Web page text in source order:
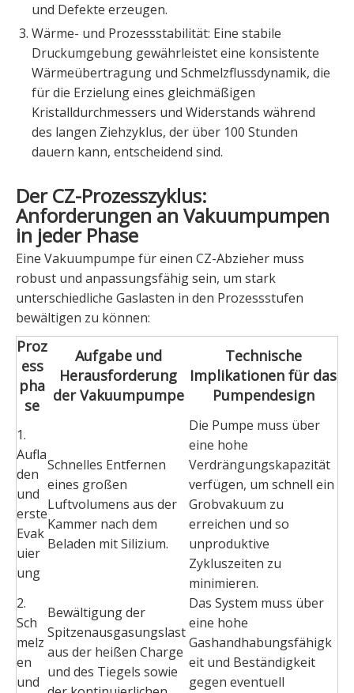
und Defekte erzeugen.
Wärme- und Prozessstabilität: Eine stabile
Druckumgebung gewährleistet eine konsistente
Wärmeübertragung und Schmelzflussdynamik, die
für die Erzielung eines gleichmäßigen
Kristalldurchmessers und Widerstands während
des langen Ziehzyklus, der über 100 Stunden
dauern kann, entscheidend sind.
Der CZ-Prozesszyklus:
Anforderungen an Vakuumpumpen
in jeder Phase
Eine Vakuumpumpe für einen CZ-Abzieher muss
robust und anpassungsfähig sein, um stark
unterschiedliche Gaslasten in den Prozessstufen
bewältigen zu können:
Proz
ess
pha
se
Aufgabe und
Herausforderung
der Vakuumpumpe
Technische
Implikationen für das
Pumpendesign
1.
Aufla
den
und
erste
Evak
uier
ung
Schnelles Entfernen
eines großen
Luftvolumens aus der
Kammer nach dem
Beladen mit Silizium.
Die Pumpe muss über
eine hohe
Verdrängungskapazität
verfügen, um schnell ein
Grobvakuum zu
erreichen und so
unproduktive
Zykluszeiten zu
minimieren.
2.
Sch
melz
en
und
Bewältigung der
Spitzenausgasungslast
aus der heißen Charge
und des Tiegels sowie
Das System muss über
eine hohe
Gashandhabungsfähigk
eit und Beständigkeit
gegen eventuell